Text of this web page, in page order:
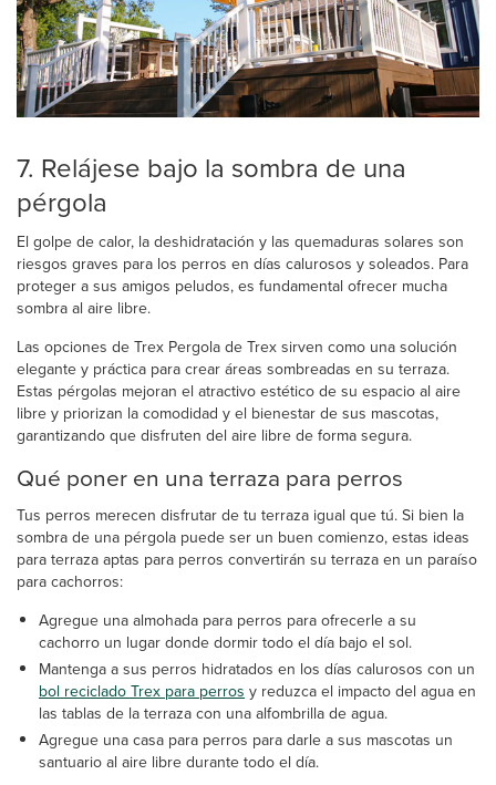
7. Relájese bajo la sombra de una
pérgola
El golpe de calor, la deshidratación y las quemaduras solares son
riesgos graves para los perros en días calurosos y soleados. Para
proteger a sus amigos peludos, es fundamental ofrecer mucha
sombra al aire libre.
Las opciones de Trex Pergola de Trex sirven como una solución
elegante y práctica para crear áreas sombreadas en su terraza.
Estas pérgolas mejoran el atractivo estético de su espacio al aire
libre y priorizan la comodidad y el bienestar de sus mascotas,
garantizando que disfruten del aire libre de forma segura.
Qué poner en una terraza para perros
Tus perros merecen disfrutar de tu terraza igual que tú. Si bien la
sombra de una pérgola puede ser un buen comienzo, estas ideas
para terraza aptas para perros convertirán su terraza en un paraíso
para cachorros:
Agregue una almohada para perros para ofrecerle a su
cachorro un lugar donde dormir todo el día bajo el sol.
Mantenga a sus perros hidratados en los días calurosos con un
bol reciclado Trex para perros y reduzca el impacto del agua en
las tablas de la terraza con una alfombrilla de agua.
Agregue una casa para perros para darle a sus mascotas un
santuario al aire libre durante todo el día.